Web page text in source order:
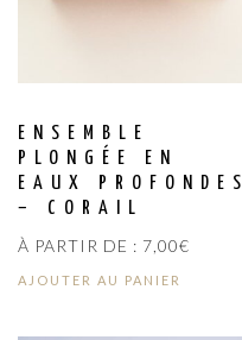
ENSEMBLE
PLONGÉE EN
EAUX PROFONDES
– CORAIL
À PARTIR DE : 7,00€
AJOUTER AU PANIER